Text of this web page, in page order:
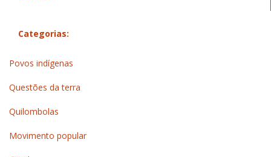
Categorias:
Povos indígenas
Questões da terra
Quilombolas
Movimento popular